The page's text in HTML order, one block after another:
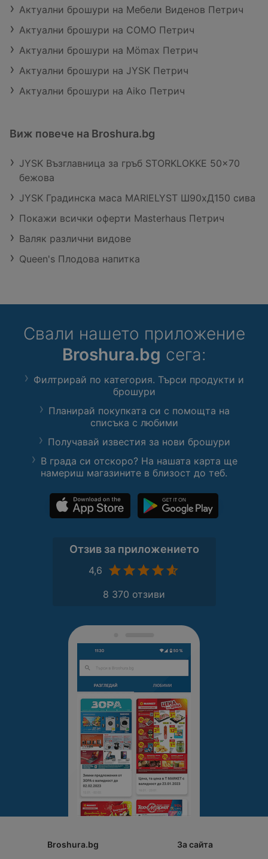
Актуални брошури на Мебели Виденов Петрич
Актуални брошури на COMO Петрич
Актуални брошури на Mömax Петрич
Актуални брошури на JYSK Петрич
Актуални брошури на Aiko Петрич
Виж повече на Broshura.bg
JYSK Възглавница за гръб STORKLOKKE 50x70
бежова
JYSK Градинска маса MARIELYST Ш90xД150 сива
Покажи всички оферти Masterhaus Петрич
Валяк различни видове
Queen's Плодова напитка
Свали нашето приложение
Broshura.bg сега:
Филтрирай по категория. Търси продукти и
брошури
Планирай покупката си с помощта на
списъка с любими
Получавай известия за нови брошури
В града си отскоро? На нашата карта ще
намериш магазините в близост до теб.
Отзив за приложението
4,6
8 370 отзиви
Broshura.bg За сайта